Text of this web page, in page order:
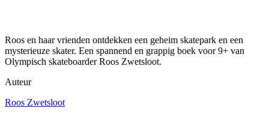
Roos en haar vrienden ontdekken een geheim skatepark en een
mysterieuze skater. Een spannend en grappig boek voor 9+ van
Olympisch skateboarder Roos Zwetsloot.
Auteur
Roos Zwetsloot